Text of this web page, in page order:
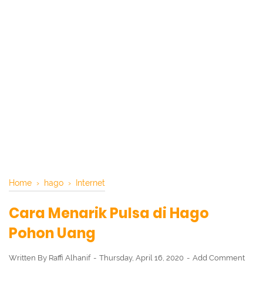
Home › hago › Internet
Cara Menarik Pulsa di Hago
Pohon Uang
Written By Raffi Alhanif Thursday, April 16, 2020 Add Comment